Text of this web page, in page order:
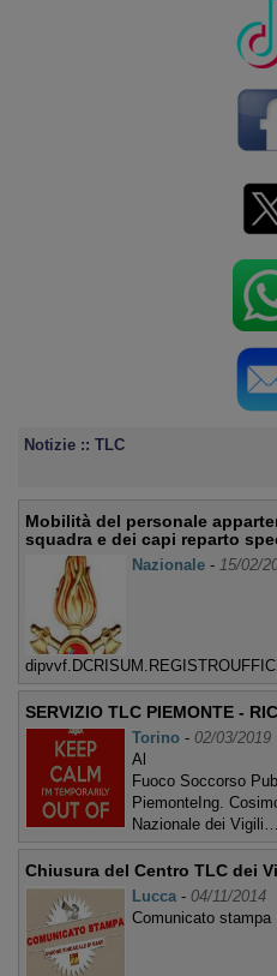
Notizie :: TLC
Mobilità del personale
squadra e dei capi reparto
Nazionale - 15/02/
SERVIZIO TLC PIEMONTE -
Torino - 02/03/2019
Al Direttore
Fuoco Soccorso
PiemonteIng.
Nazionale dei Vigili…
Chiusura del Centro TLC dei
Lucca - 04/11/2014
Comunicato stampa